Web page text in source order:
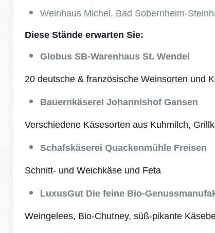
Weinhaus Michel, Bad Sobernheim-
Diese Stände erwarten Sie:
Globus SB-Warenhaus St. Wendel
20 deutsche & französische Weinsorten und
Bauernkäserei Johannishof Gansen
Verschiedene Käsesorten aus Kuhmilch,
Schafskäserei Quackenmühle Freisen
Schnitt- und Weichkäse und Feta
LuxusGut Die feine Bio-
Weingelees, Bio-Chutney, süß-pikante